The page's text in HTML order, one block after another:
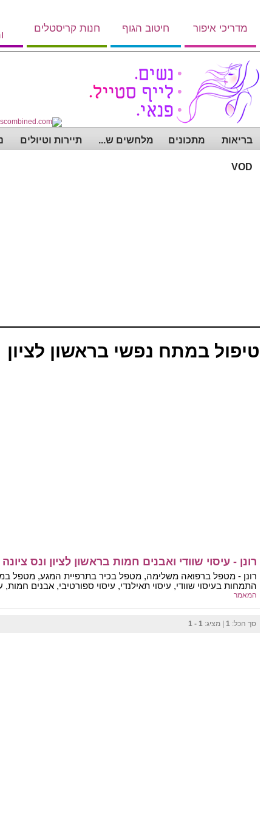
מדריכי איפור חיטוב הגוף חנות קריסטלים
בריאות מתכונים מלחשים ש... תיירות וטיולים
VOD
טיפול במתח נפשי בראשון לציון
רונן - עיסוי שוודי ואבנים חמות בראשון לציון ונס ציונה
רונן - מטפל ברפואה משלימה, מטפל בכיר בתרפיית המגע, מטפל
התמחות בעיסוי שוודי, עיסוי תאילנדי, עיסוי ספורטיבי, אבנים חמות,
המאמר
סך הכל: 1 | מציג: 1 - 1